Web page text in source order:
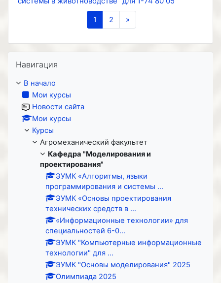
1 (текущая)
2 »Следующая страница
Навигация
В начало
Мои курсы
Новости сайта
Мои курсы
Курсы
Агромеханический факультет
Кафедра "Моделирования и
проектирования"
ЭУМК «Алгоритмы, языки
программирования и системы ...
ЭУМК «Основы проектирования
технических средств в ...
«Информационные технологии» для
специальностей 6-0...
ЭУМК "Компьютерные информационные
технологии" для ...
ЭУМК "Основы моделирования" 2025
Олимпиада 2025